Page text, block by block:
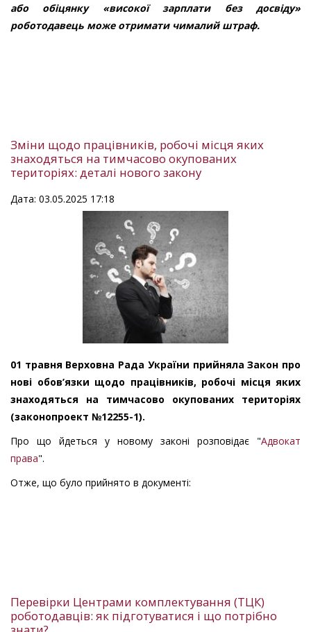
або обіцянку «високої зарплати без досвіду»
роботодавець може отримати чималий штраф.
Зміни щодо працівників, робочі місця яких
знаходяться на тимчасово окупованих
територіях: деталі нового закону
Дата: 03.05.2025 17:18
01 травня Верховна Рада України прийняла Закон про
нові обов’язки щодо працівників, робочі місця яких
знаходяться на тимчасово окупованих територіях
(законопроект №12255-1).
Про що йдеться у новому законі розповідає "Адвокат
права".
Отже, що було прийнято в документі:
Перевірки Центрами комплектування (ТЦК)
роботодавців: як підготуватися і що потрібно